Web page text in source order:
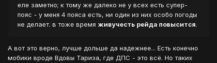
еле заметно; к тому же далеко не у всех есть супер-
пояс - у меня 4 пояса есть, ни один из них особо погоды
не делает. в тоже время живучесть рейда повысится.
А вот это верно, лучше дольше да надежнее... Есть конечно
мобики вроде Вдовы Тариза, где ДПС - это всё. Но таких